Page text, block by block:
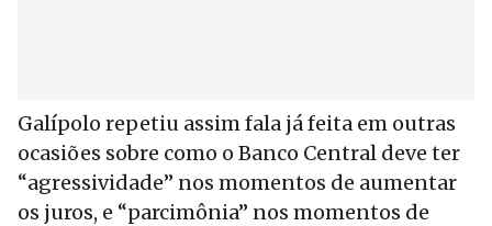
Galípolo repetiu assim fala já feita em outras
ocasiões sobre como o Banco Central deve ter
“agressividade” nos momentos de aumentar
os juros, e “parcimônia” nos momentos de